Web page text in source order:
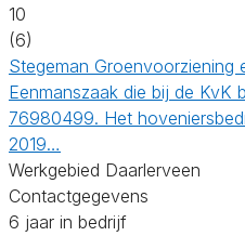
10
(6)
Stegeman Groenvoorziening
Eenmanszaak die bij de KvK
76980499. Het
2019…
Werkgebied Daarlerveen
Contactgegevens
6 jaar in bedrijf